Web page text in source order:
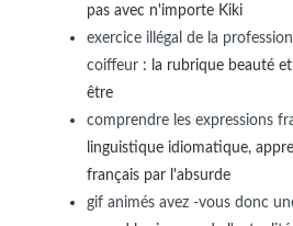
pas avec n'importe Kiki
exercice illégal de la
coiffeur : la rubrique beauté
être
comprendre les expressions
linguistique idiomatique,
français par l'absurde
gif animés avez -vous donc